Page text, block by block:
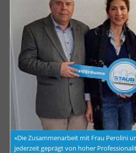
«Die Zusammenarbeit mit Frau Perolini
jederzeit geprägt von hoher